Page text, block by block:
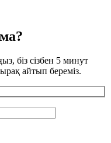
біз сізбен 5 минут
айтып береміз.